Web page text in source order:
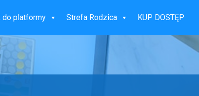
do platformy Strefa Rodzica KUP DOSTĘP